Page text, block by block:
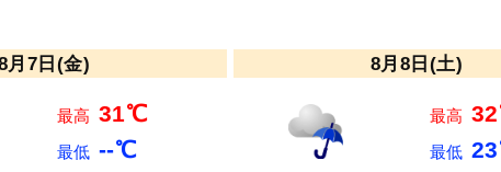
月7日(金)
最高 31℃
最低 --℃
8月8日(土)
最高
最低